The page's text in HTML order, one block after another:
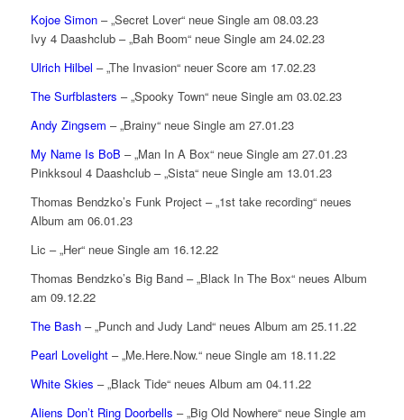
Kojoe Simon– „Secret Lover“ neue Single am 08.03.23
Ivy 4 Daashclub – „Bah Boom“ neue Single am 24.02.23
Ulrich Hilbel – „The Invasion“ neuer Score am 17.02.23
The Surfblasters – „Spooky Town“ neue Single am 03.02.23
Andy Zingsem – „Brainy“ neue Single am 27.01.23
My Name Is BoB – „Man In A Box“ neue Single am 27.01.23
Pinkksoul 4 Daashclub – „Sista“ neue Single am 13.01.23
Thomas Bendzko’s Funk Project – „1st take recording“ neues
Album am 06.01.23
Lic – „Her“ neue Single am 16.12.22
Thomas Bendzko’s Big Band – „Black In The Box“ neues Album
am 09.12.22
The Bash– „Punch and Judy Land“ neues Album am 25.11.22
Pearl Lovelight– „Me.Here.Now.“ neue Single am 18.11.22
White Skies – „Black Tide“ neues Album am 04.11.22
Aliens Don’t Ring Doorbells – „Big Old Nowhere“ neue Single am